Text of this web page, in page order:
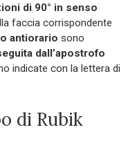
di 90° in senso
faccia corrispondente
antiorario sono
dall’apostrofo
indicate con la lettera di
di Rubik